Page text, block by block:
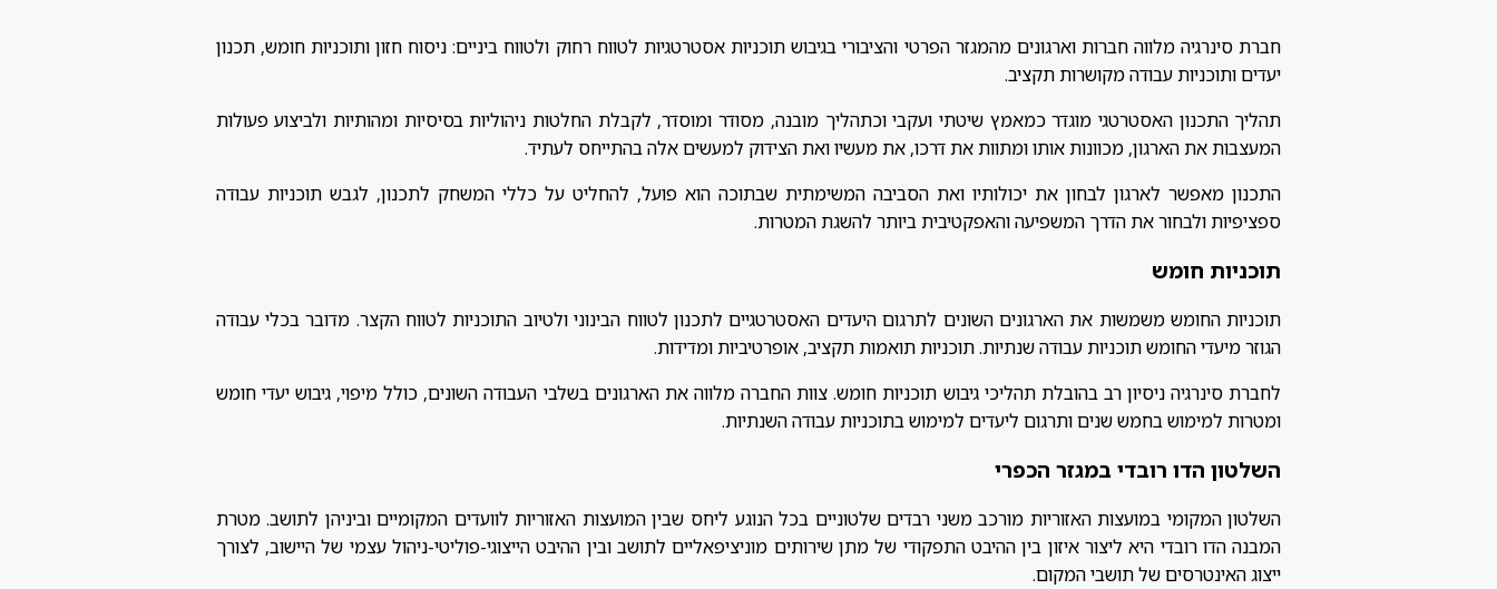
חברת סינרגיה מלווה חברות וארגונים מהמגזר הפרטי והציבורי בגיבוש תוכניות אסטרטגיות לטווח רחוק ולטווח ביניים: ניסוח חזון ותוכניות חומש, תכנון
יעדים ותוכניות עבודה מקושרות תקציב.
תהליך התכנון האסטרטגי מוגדר כמאמץ שיטתי ועקבי וכתהליך מובנה, מסודר ומוסדר, לקבלת החלטות ניהוליות בסיסיות ומהותיות ולביצוע פעולות
המעצבות את הארגון, מכוונות אותו ומתוות את דרכו, את מעשיו ואת הצידוק למעשים אלה בהתייחס לעתיד.
התכנון מאפשר לארגון לבחון את יכולותיו ואת הסביבה המשימתית שבתוכה הוא פועל, להחליט על כללי המשחק לתכנון, לגבש תוכניות עבודה
ספציפיות ולבחור את הדרך המשפיעה והאפקטיבית ביותר להשגת המטרות.
תוכניות חומש
תוכניות החומש משמשות את הארגונים השונים לתרגום היעדים האסטרטגיים לתכנון לטווח הבינוני ולטיוב התוכניות לטווח הקצר. מדובר בכלי עבודה
הגוזר מיעדי החומש תוכניות עבודה שנתיות. תוכניות תואמות תקציב, אופרטיביות ומדידות.
לחברת סינרגיה ניסיון רב בהובלת תהליכי גיבוש תוכניות חומש. צוות החברה מלווה את הארגונים בשלבי העבודה השונים, כולל מיפוי, גיבוש יעדי חומש
ומטרות למימוש בחמש שנים ותרגום ליעדים למימוש בתוכניות עבודה השנתיות.
השלטון הדו רובדי במגזר הכפרי
השלטון המקומי במועצות האזוריות מורכב משני רבדים שלטוניים בכל הנוגע ליחס שבין המועצות האזוריות לוועדים המקומיים וביניהן לתושב. מטרת
המבנה הדו רובדי היא ליצור איזון בין ההיבט התפקודי של מתן שירותים מוניציפאליים לתושב ובין ההיבט הייצוגי-פוליטי-ניהול עצמי של היישוב, לצורך
ייצוג האינטרסים של תושבי המקום.